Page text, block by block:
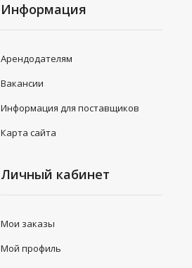
Информация
Арендодателям
Вакансии
Информация для поставщиков
Карта сайта
Личный кабинет
Мои заказы
Мой профиль